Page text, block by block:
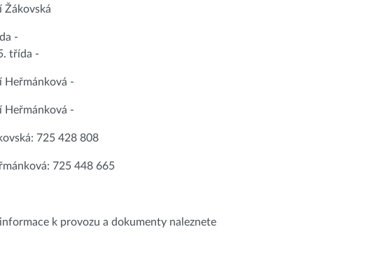
Žákovská
-
třída -
Heřmánková -
Heřmánková -
725 428 808
725 448 665
k provozu a dokumenty naleznete